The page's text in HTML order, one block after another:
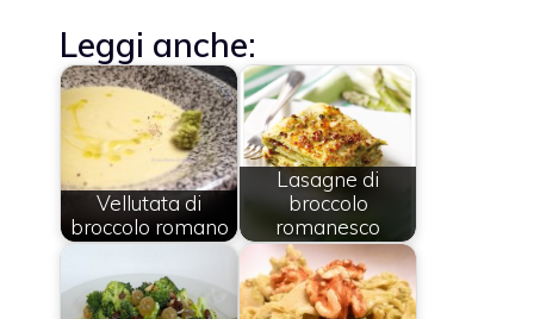
Leggi anche:
Vellutata di
broccolo romano
Lasagne di
broccolo
romanesco